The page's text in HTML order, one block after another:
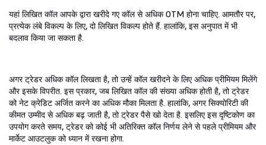
यहां लिखित कॉल आपके द्वारा खरीदे गए कॉल से अधिक OTM होना चाहिए. आमतौर पर,
प्रत्येक लंबे विकल्प के लिए, दो लिखित विकल्प होते हैं. हालांकि, इस अनुपात में भी
बदलाव किया जा सकता है.
अगर ट्रेडर अधिक कॉल लिखता है, तो उन्हें कॉल खरीदने के लिए अधिक प्रीमियम मिलेंगे
और इसके विपरीत. इस प्रकार, जब लिखित कॉल की संख्या अधिक होती है, तो ट्रेडर
को नेट क्रेडिट अर्जित करने का अधिक मौका मिलता है. हालांकि, अगर सिक्योरिटी की
कीमत उम्मीद से अधिक बढ़ जाती है, तो ट्रेडर पैसे खो देता है. इसलिए इस दृष्टिकोण का
उपयोग करते समय, ट्रेडर को कोई भी अतिरिक्त कॉल निर्णय लेने से पहले प्रीमियम और
मार्केट आउटलुक को ध्यान में रखना होगा.